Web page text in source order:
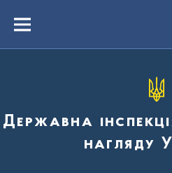
вмістуMenu
Державна
нагляду